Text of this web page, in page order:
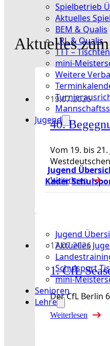
Spielbetrieb
Aktuelles
BEM & Qualis
LRL & Qualis
TTT –
mini-
Weitere
Jugend
Jugend
Kader
Jugend
Aktuelles
Schulsport
mini-
Senioren
Lehre
Aktuelles
19.07.2026
40.
Vom 19. bis
Weiterlesen
17.07.2026
1. CfL
Der CfL Berlin
Weiterlesen